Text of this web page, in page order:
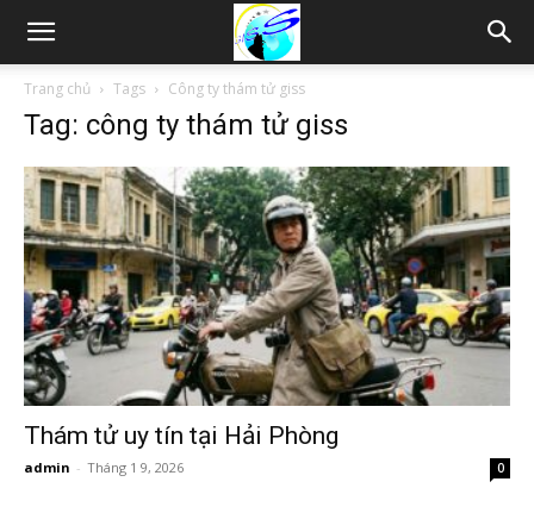
Thám
Hải
Phòng,
Tham
Trang chủ Tags Công ty thám tử giss
Tag: công ty thám tử giss
Thám tử uy tín tại Hải Phòng
admin - Tháng 1 9, 2026 0